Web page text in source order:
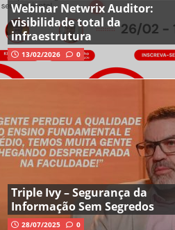
Webinar Netwrix Auditor:
visibilidade total da
infraestrutura
13/02/2026 0
Triple Ivy – Segurança da
Informação Sem Segredos
28/07/2025 0